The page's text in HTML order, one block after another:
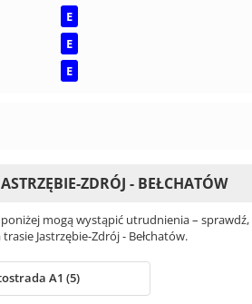
E
E
E
ZDRÓJ - BEŁCHATÓW
mogą wystąpić utrudnienia –
Jastrzębie-Zdrój - Bełchatów.
A1 (5)